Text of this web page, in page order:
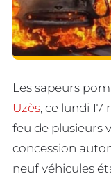
Les sapeurs
Uzès, ce lundi
feu de plusieurs
concession
neuf véhicules